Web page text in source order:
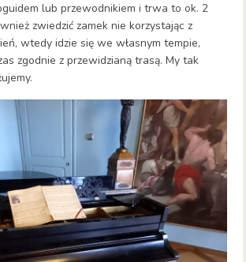
lub przewodnikiem i trwa to ok. 2
zwiedzić zamek nie korzystając z
wtedy idzie się we własnym tempie,
zgodnie z przewidzianą trasą. My tak